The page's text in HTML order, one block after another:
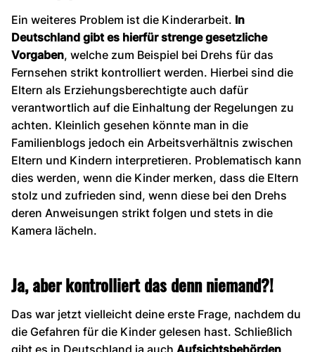
Ein weiteres Problem ist die Kinderarbeit. In
Deutschland gibt es hierfür strenge gesetzliche
Vorgaben, welche zum Beispiel bei Drehs für das
Fernsehen strikt kontrolliert werden. Hierbei sind die
Eltern als Erziehungsberechtigte auch dafür
verantwortlich auf die Einhaltung der Regelungen zu
achten. Kleinlich gesehen könnte man in die
Familienblogs jedoch ein Arbeitsverhältnis zwischen
Eltern und Kindern interpretieren. Problematisch kann
dies werden, wenn die Kinder merken, dass die Eltern
stolz und zufrieden sind, wenn diese bei den Drehs
deren Anweisungen strikt folgen und stets in die
Kamera lächeln.
Ja, aber kontrolliert das denn niemand?!
Das war jetzt vielleicht deine erste Frage, nachdem du
die Gefahren für die Kinder gelesen hast. Schließlich
gibt es in Deutschland ja auch Aufsichtsbehörden